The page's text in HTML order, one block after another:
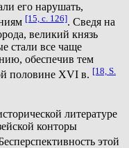
его нарушать,
[15, с. 126]. Сведя на
великий князь
стали все чаще
обеспечив тем
половине XVI в. [18, S.
литературе
конторы
этой